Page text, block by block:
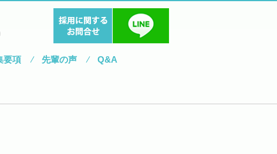
要項 先輩の声 Q&A